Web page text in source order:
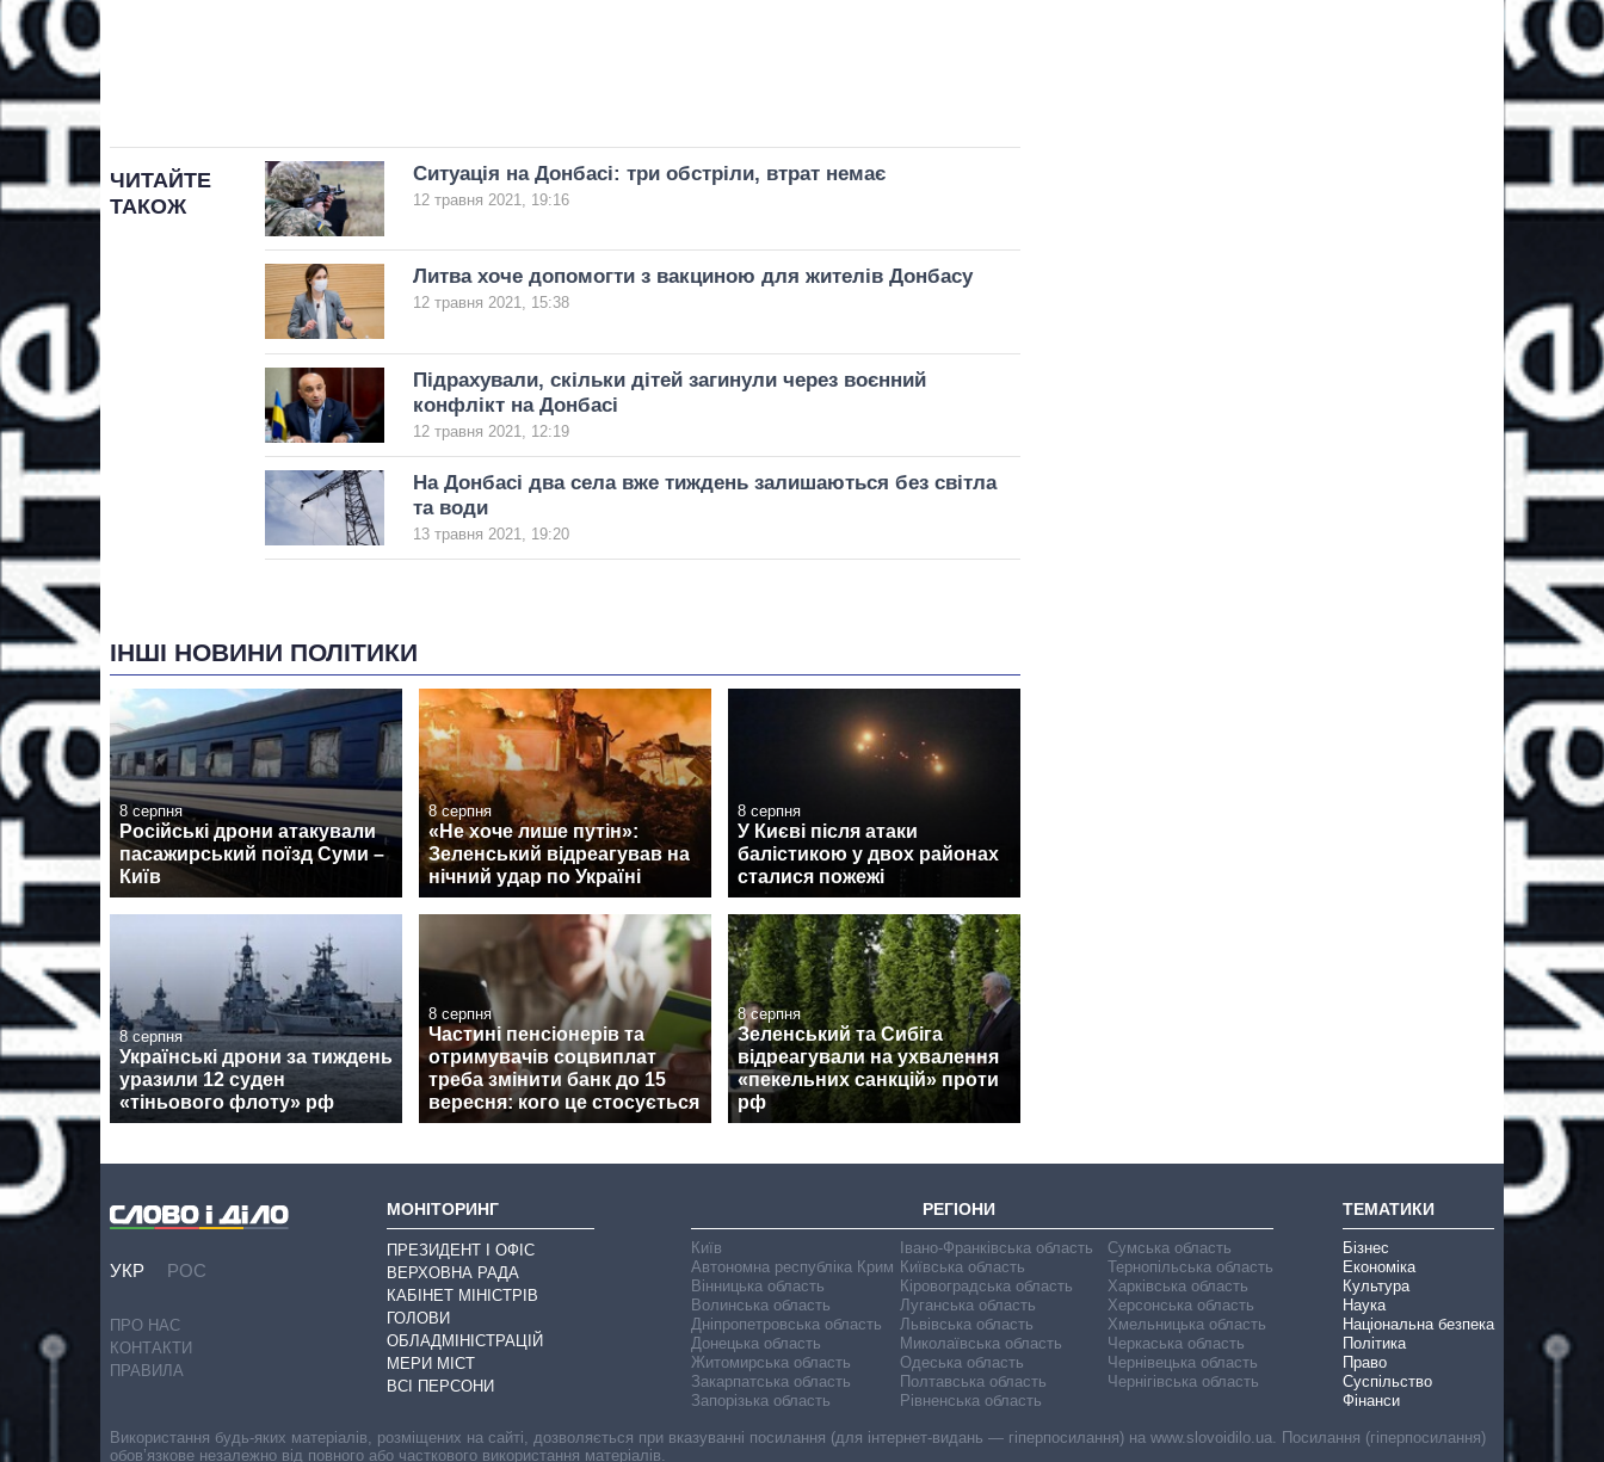
ЧИТАЙТЕ
ТАКОЖ
Ситуація на Донбасі: три обстріли, втрат немає
12 травня 2021, 19:16
Литва хоче допомогти з вакциною для жителів Донбасу
12 травня 2021, 15:38
Підрахували, скільки дітей загинули через воєнний
конфлікт на Донбасі
12 травня 2021, 12:19
На Донбасі два села вже тиждень залишаються без світла
та води
13 травня 2021, 19:20
ІНШІ НОВИНИ ПОЛІТИКИ
8 серпня
Російські дрони атакували
пасажирський поїзд Суми –
Київ
8 серпня
«Не хоче лише путін»:
Зеленський відреагував на
нічний удар по Україні
8 серпня
У Києві після атаки
балістикою у двох районах
сталися пожежі
8 серпня
Українські дрони за тиждень
уразили 12 суден
«тіньового флоту» рф
8 серпня
Частині пенсіонерів та
отримувачів соцвиплат
треба змінити банк до 15
вересня: кого це стосується
8 серпня
Зеленський та Сибіга
відреагували на ухвалення
«пекельних санкцій» проти
рф
УКР РОС
ПРО НАС
КОНТАКТИ
ПРАВИЛА
МОНІТОРИНГ
ПРЕЗИДЕНТ І ОФІС
ВЕРХОВНА РАДА
КАБІНЕТ МІНІСТРІВ
ГОЛОВИ
ОБЛАДМІНІСТРАЦІЙ
МЕРИ МІСТ
ВСІ ПЕРСОНИ
РЕГІОНИ
Київ
Автономна республіка Крим
Вінницька область
Волинська область
Дніпропетровська область
Донецька область
Житомирська область
Закарпатська область
Запорізька область
Івано-Франківська область
Київська область
Кіровоградська область
Луганська область
Львівська область
Миколаївська область
Одеська область
Полтавська область
Рівненська область
Сумська область
Тернопільська область
Харківська область
Херсонська область
Хмельницька область
Черкаська область
Чернівецька область
Чернігівська область
ТЕМАТИКИ
Бізнес
Економіка
Культура
Наука
Національна безпека
Політика
Право
Суспільство
Фінанси
Використання будь-яких матеріалів, розміщених на сайті, дозволяється при вказуванні посилання (для інтернет-видань — гіперпосилання) на www.slovoidilo.ua. Посилання (гіперпосилання)
обов’язкове незалежно від повного або часткового використання матеріалів.